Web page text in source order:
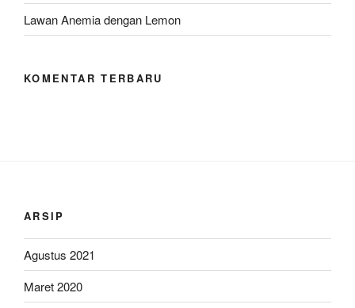
Lawan Anemia dengan Lemon
KOMENTAR TERBARU
ARSIP
Agustus 2021
Maret 2020